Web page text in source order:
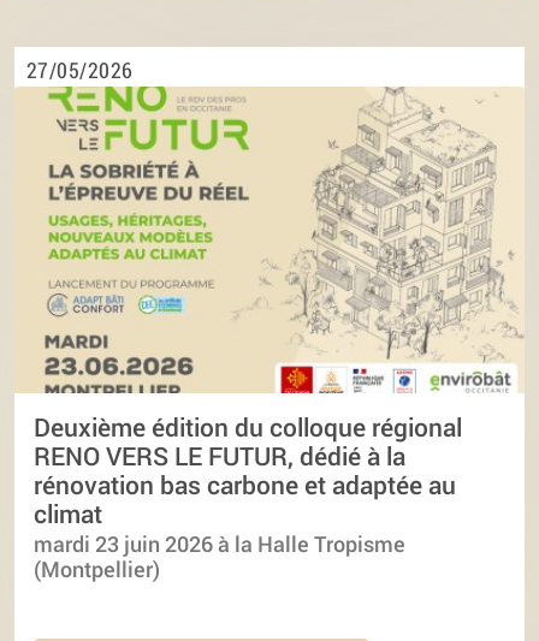
27/05/2026
Deuxième édition du colloque régional
RENO VERS LE FUTUR, dédié à la
rénovation bas carbone et adaptée au
climat
mardi 23 juin 2026 à la Halle Tropisme
(Montpellier)